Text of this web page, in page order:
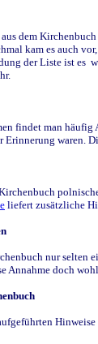
dem
kam es auch
der Liste ist es
findet man
Erinnerung waren.
liefert zusätzliche
nur selten
Annahme doch